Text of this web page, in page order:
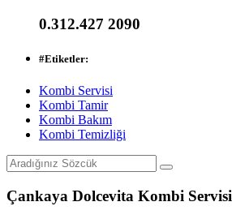
0.312.427 2090
#Etiketler:
Kombi Servisi
Kombi Tamir
Kombi Bakım
Kombi Temizliği
Çankaya Dolcevita Kombi Servisi